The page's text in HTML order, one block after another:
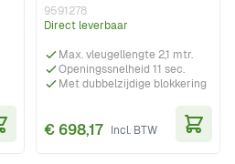
9591278
Direct leverbaar
Max. vleugellengte 2,1 mtr.
Openingssnelheid 11 sec.
Met dubbelzijdige blokkering
€ 698,17